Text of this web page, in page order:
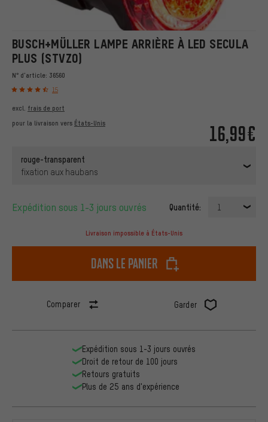
BUSCH+MÜLLER LAMPE ARRIÈRE À LED SECULA
PLUS (STVZO)
N° d'article: 36560
15
16,99€
excl. frais de port
pour la livraison vers États-Unis
rouge-transparent
fixation aux haubans
Expédition sous 1-3 jours ouvrés Quantité: 1
Livraison impossible à États-Unis
dans le panier
Comparer Garder
Expédition sous 1-3 jours ouvrés
Droit de retour de 100 jours
Retours gratuits
Plus de 25 ans d'expérience